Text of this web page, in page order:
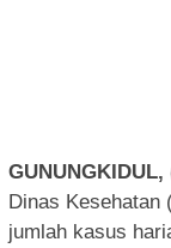
GUNUNGKIDUL,
Dinas Kesehatan
jumlah kasus